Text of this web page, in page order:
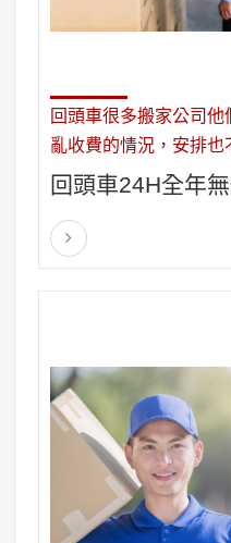
回頭車很多搬家公司
亂收費的情況，安排
家哪家好呢！對於很多
回頭車24H全年
格優惠 好品質